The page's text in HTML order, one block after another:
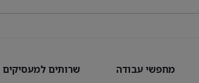
מחפשי עבודה שרותים למעסיקים